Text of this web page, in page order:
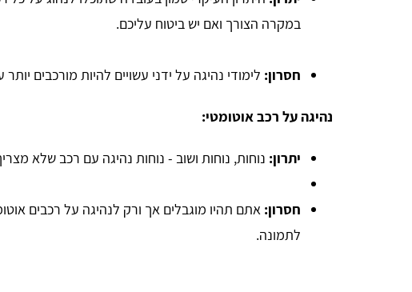
במקרה הצורך ואם יש ביטוח עליכם.
חסרון: לימודי נהיגה על ידני עשויים להיות מורכבים
נהיגה על רכב אוטומטי:
יתרון: נוחות, נוחות ושוב - נוחות נהיגה עם רכב שלא
חסרון: אתם תהיו מוגבלים אך ורק לנהיגה על רכבים
לתמונה.